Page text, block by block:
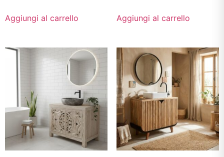
Aggiungi al carrello Aggiungi al carrello